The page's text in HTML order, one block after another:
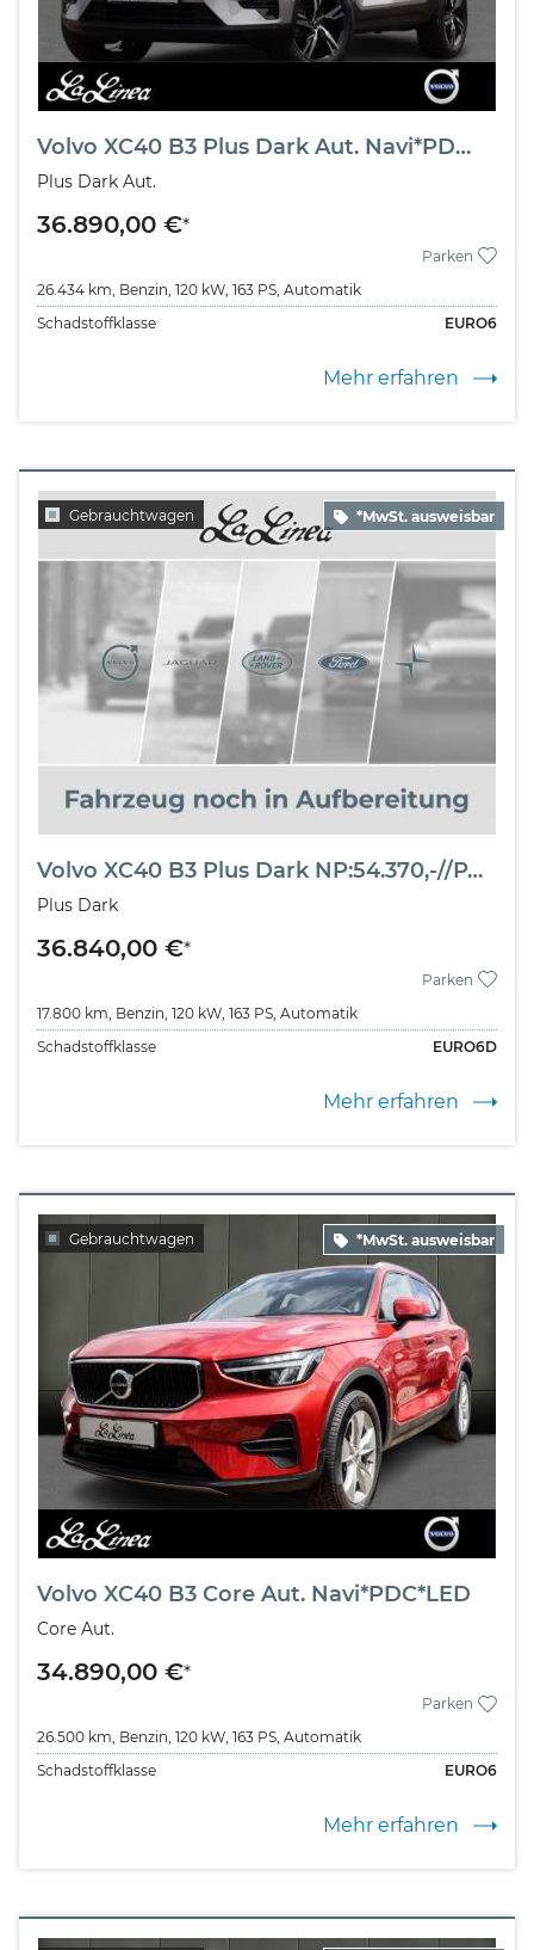
Volvo XC40 B3 Plus Dark Aut. Navi*PDC*LED
Plus Dark Aut.
36.890,00 €*
Parken
26.434 km, Benzin, 120 kW, 163 PS, Automatik
Schadstoffklasse
EURO6
Mehr erfahren
Gebrauchtwagen *MwSt. ausweisbar
Volvo XC40 B3 Plus Dark NP:54.370,-//PANO/HK/LICHT-PAK
Plus Dark
36.840,00 €*
Parken
17.800 km, Benzin, 120 kW, 163 PS, Automatik
Schadstoffklasse
EURO6D
Mehr erfahren
Gebrauchtwagen *MwSt. ausweisbar
Volvo XC40 B3 Core Aut. Navi*PDC*LED
Core Aut.
34.890,00 €*
Parken
26.500 km, Benzin, 120 kW, 163 PS, Automatik
Schadstoffklasse
EURO6
Mehr erfahren